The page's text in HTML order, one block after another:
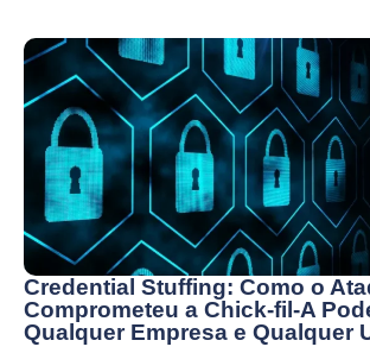
Credential Stuffing: Como o
Comprometeu a Chick-fil-A
Qualquer Empresa e Qualquer